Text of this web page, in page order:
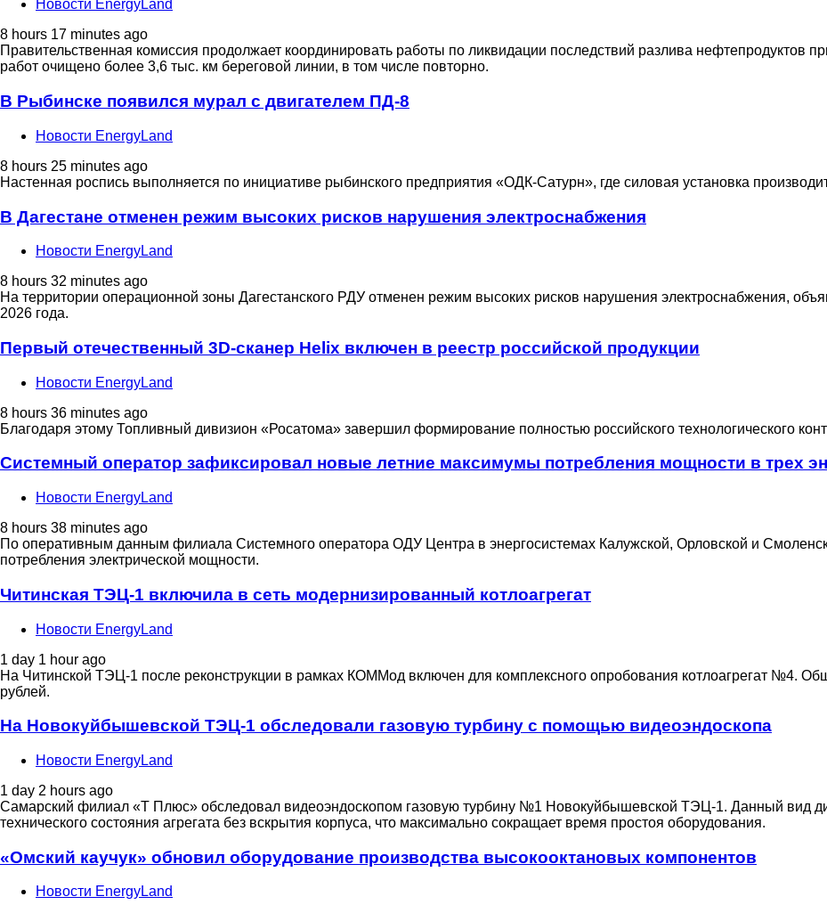
Новости EnergyLand
8 hours 17 minutes ago
Правительственная комиссия продолжает координировать работы по ликвидации последствий разлива нефтепродуктов
работ очищено более 3,6 тыс. км береговой линии, в том числе повторно.
В Рыбинске появился мурал с двигателем ПД-8
Новости EnergyLand
8 hours 25 minutes ago
Настенная роспись выполняется по инициативе рыбинского предприятия «ОДК-Сатурн», где силовая установка
В Дагестане отменен режим высоких рисков нарушения электроснабжения
Новости EnergyLand
8 hours 32 minutes ago
На территории операционной зоны Дагестанского РДУ отменен режим высоких рисков нарушения электроснабжения,
2026 года.
Первый отечественный 3D-сканер Helix включен в реестр российской продукции
Новости EnergyLand
8 hours 36 minutes ago
Благодаря этому Топливный дивизион «Росатома» завершил формирование полностью российского технологического
Системный оператор зафиксировал новые летние максимумы потребления мощности в трех
Новости EnergyLand
8 hours 38 minutes ago
По оперативным данным филиала Системного оператора ОДУ Центра в энергосистемах Калужской, Орловской и
потребления электрической мощности.
Читинская ТЭЦ-1 включила в сеть модернизированный котлоагрегат
Новости EnergyLand
1 day 1 hour ago
На Читинской ТЭЦ-1 после реконструкции в рамках КОММод включен для комплексного опробования котлоагрегат №4.
рублей.
На Новокуйбышевской ТЭЦ-1 обследовали газовую турбину с помощью видеоэндоскопа
Новости EnergyLand
1 day 2 hours ago
Самарский филиал «Т Плюс» обследовал видеоэндоскопом газовую турбину №1 Новокуйбышевской ТЭЦ-1. Данный вид
технического состояния агрегата без вскрытия корпуса, что максимально сокращает время простоя оборудования.
«Омский каучук» обновил оборудование производства высокооктановых компонентов
Новости EnergyLand